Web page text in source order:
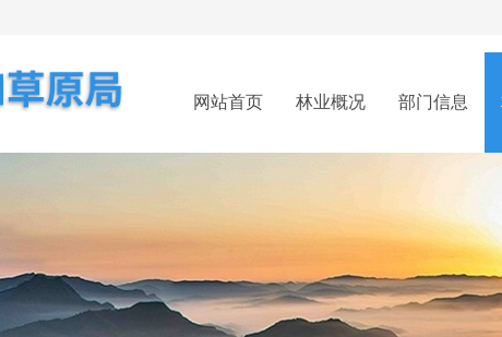
网站首页 林业概况 部门信息